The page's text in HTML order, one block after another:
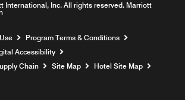
International, Inc. All rights reserved. Marriott
new window
Program Terms & Conditions
Accessibility
Chain
Site Map
Hotel Site Map